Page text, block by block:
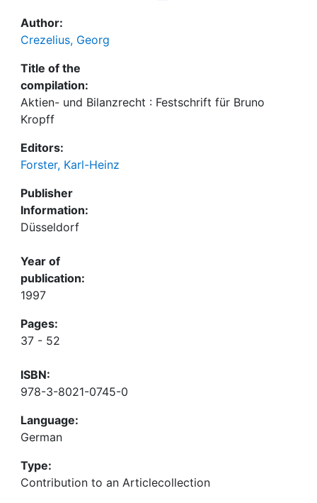
Author:
Crezelius, Georg
Title of the
compilation:
Aktien- und Bilanzrecht : Festschrift für Bruno
Kropff
Editors:
Forster, Karl-Heinz
Publisher
Information:
Düsseldorf
Year of
publication:
1997
Pages:
37 - 52
ISBN:
978-3-8021-0745-0
Language:
German
Type:
Contribution to an Articlecollection